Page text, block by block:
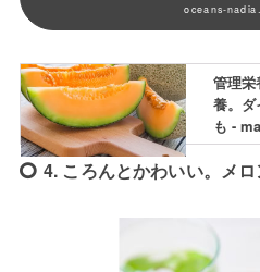
oceans-
管理栄
養。ダ
も -
4. ころんとかわいい。メ